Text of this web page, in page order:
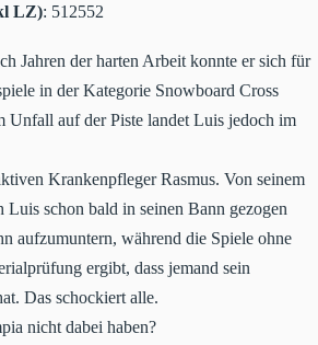
LZ): 512552
Jahren der harten Arbeit konnte er sich für
in der Kategorie Snowboard Cross
Unfall auf der Piste landet Luis jedoch im
Krankenpfleger Rasmus. Von seinem
schon bald in seinen Bann gezogen
aufzumuntern, während die Spiele ohne
ergibt, dass jemand sein
Das schockiert alle.
nicht dabei haben?